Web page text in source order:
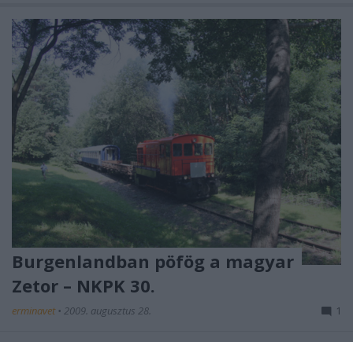
Burgenlandban pöfög a magyar
Zetor – NKPK 30.
erminavet • 2009. augusztus 28. 1